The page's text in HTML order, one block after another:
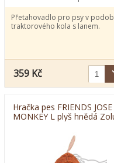
Přetahovadlo pro psy v
traktorového kola s lanem.
359 Kč
Hračka pes FRIENDS JOSE
MONKEY L plyš hnědá